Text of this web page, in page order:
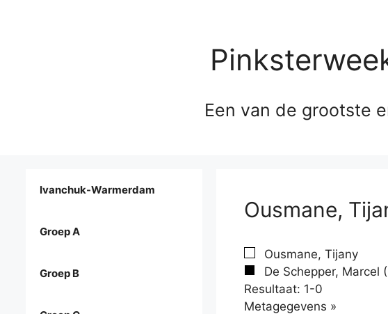
Een van de grootste
Ousmane,
Ousmane, Tijany
De Schepper, Marcel
Resultaat: 1-0
Metagegevens »
Ivanchuk-Warmerdam
Groep A
Groep B